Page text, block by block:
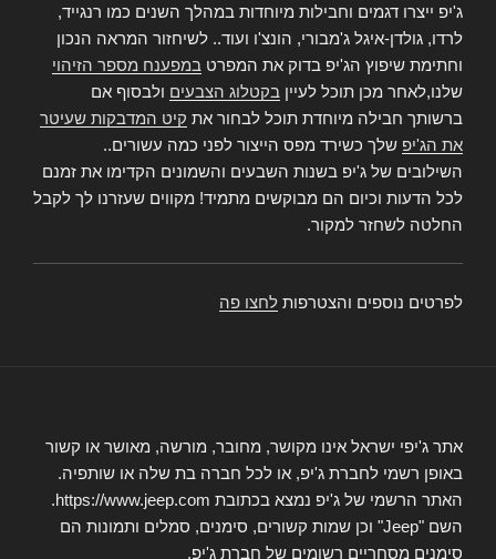
ג'יפ ייצרו דגמים וחבילות מיוחדות במהלך השנים כמו רנגייד,
לרדו, גולדן-איגל ג'מבורי, הונצ'ו ועוד.. לשיחזור המראה הנכון
וחתימת שיפוץ הג'יפ בדוק את המפרט במפענח מספר הזיהוי
שלנו,לאחר מכן תוכל לעיין בקטלוג הצבעים ולבסוף אם
ברשותך חבילה מיוחדת תוכל לבחור את קיט המדבקות שעיטר
את הג'יפ שלך כשירד מפס הייצור לפני כמה עשורים..
השילובים של ג'יפ בשנות השבעים והשמונים הקדימו את זמנם
לכל הדעות וכיום הם מבוקשים מתמיד! מקווים שעזרנו לך לקבל
החלטה לשחזר למקור.
לפרטים נוספים והצטרפות לחצו פה
אתר ג'יפי ישראל אינו מקושר, מחובר, מורשה, מאושר או קשור
באופן רשמי לחברת ג'יפ, או לכל חברה בת שלה או שותפיה.
האתר הרשמי של ג'יפ נמצא בכתובת https://www.jeep.com.
השם "Jeep" וכן שמות קשורים, סימנים, סמלים ותמונות הם
סימנים מסחריים רשומים של חברת ג'יפ.